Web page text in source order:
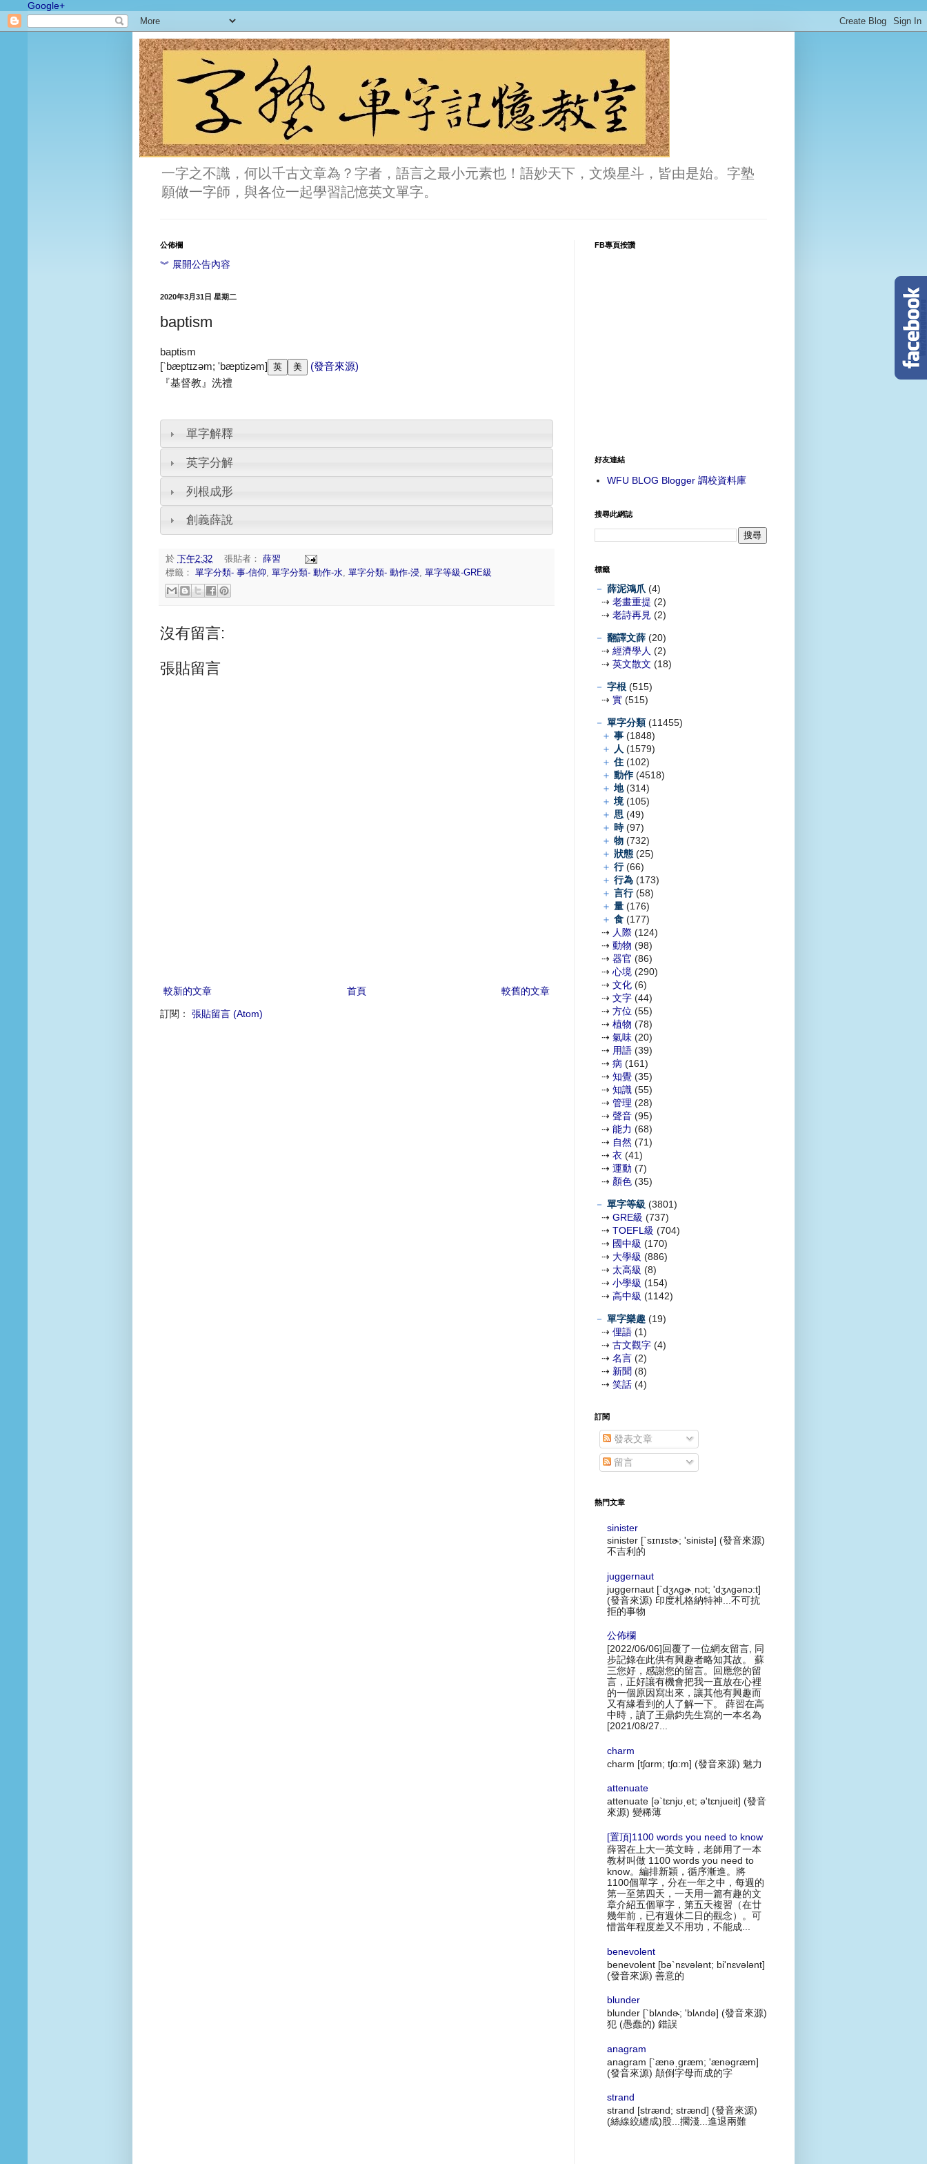
Google+
一字之不識，何以千古文章為？字者，語言之最小元素也！語妙天下，文煥星斗，皆由是始。字塾
願做一字師，與各位一起學習記憶英文單字。
公佈欄
︾ 展開公告內容
2020年3月31日 星期二
baptism
baptism
[`bæptɪzəm; 'bæptizəm]
(發音來源)
『基督教』洗禮
單字解釋
英字分解
列根成形
創義薛說
於 下午2:32 張貼者：
薛習
標籤： 單字分類- 事-信仰, 單字分類- 動作-水, 單字分類- 動作-浸, 單字等級-GRE級
沒有留言:
張貼留言
較新的文章 較舊的文章
首頁
訂閱： 張貼留言 (Atom)
FB專頁按讚
好友連結
WFU BLOG Blogger 調校資料庫
搜尋此網誌
標籤
－ 薛泥鴻爪 (4)
⇢ 老畫重提 (2)
⇢ 老詩再見 (2)
－ 翻譯文薛 (20)
⇢ 經濟學人 (2)
⇢ 英文散文 (18)
－ 字根 (515)
⇢ 實 (515)
－ 單字分類 (11455)
＋ 事 (1848)
＋
人 (1579)
＋ 住 (102)
＋ 動作 (4518)
＋ 地 (314)
＋ 境 (105)
＋ 思 (49)
＋ 時 (97)
＋ 物 (732)
＋ 狀態 (25)
＋ 行 (66)
＋ 行為 (173)
＋ 言行 (58)
＋ 量 (176)
＋ 食 (177)
⇢ 人際 (124)
⇢ 動物 (98)
⇢ 器官 (86)
⇢ 心境 (290)
⇢ 文化 (6)
⇢ 文字 (44)
⇢ 方位 (55)
⇢ 植物 (78)
⇢ 氣味 (20)
⇢ 用語 (39)
⇢ 病 (161)
⇢ 知覺 (35)
⇢ 知識 (55)
⇢ 管理 (28)
⇢ 聲音 (95)
⇢ 能力 (68)
⇢ 自然 (71)
⇢ 衣 (41)
⇢ 運動 (7)
⇢ 顏色 (35)
－ 單字等級 (3801)
⇢ GRE級 (737)
⇢ TOEFL級 (704)
⇢ 國中級 (170)
⇢ 大學級 (886)
⇢ 太高級 (8)
⇢ 小學級 (154)
⇢ 高中級 (1142)
－ 單字樂趣 (19)
⇢ 俚語 (1)
⇢ 古文觀字 (4)
⇢ 名言 (2)
⇢ 新聞 (8)
⇢ 笑話 (4)
訂閱
發表文章
留言
熱門文章
sinister
sinister [`sɪnɪstɚ; 'sinistə] (發音來源)
不吉利的
juggernaut
juggernaut [`dʒʌgɚˌnɔt; 'dʒʌgənɔ:t]
(發音來源) 印度札格納特神...不可抗
拒的事物
公佈欄
[2022/06/06]回覆了一位網友留言, 同
步記錄在此供有興趣者略知其故。 蘇
三您好，感謝您的留言。回應您的留
言，正好讓有機會把我一直放在心裡
的一個原因寫出來，讓其他有興趣而
又有緣看到的人了解一下。 薛習在高
中時，讀了王鼎鈞先生寫的一本名為
[2021/08/27...
charm
charm [tʃɑrm; tʃɑ:m] (發音來源) 魅力
attenuate
attenuate [ə`tɛnjʊˌet; ə'tɛnjueit] (發音
來源) 變稀薄
[置頂]1100 words you need to know
薛習在上大一英文時，老師用了一本
教材叫做 1100 words you need to
know。編排新穎，循序漸進。將
1100個單字，分在一年之中，每週的
第一至第四天，一天用一篇有趣的文
章介紹五個單字，第五天複習（在廿
幾年前，已有週休二日的觀念）。可
惜當年程度差又不用功，不能成...
benevolent
benevolent [bə`nɛvələnt; bi'nɛvələnt]
(發音來源) 善意的
blunder
blunder [`blʌndɚ; 'blʌndə] (發音來源)
犯 (愚蠢的) 錯誤
anagram
anagram [`ænəˌgræm; 'ænəgræm]
(發音來源) 顛倒字母而成的字
strand
strand [strænd; strænd] (發音來源)
(絲線絞纏成)股...擱淺...進退兩難